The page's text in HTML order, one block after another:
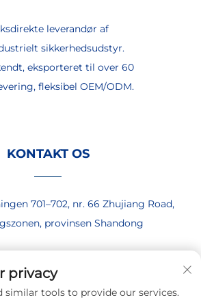
leverandør af
sikkerhedsudstyr.
eksporteret til over 60
fleksibel OEM/ODM.
KONTAKT OS
701–702, nr. 66 Zhujiang Road,
provinsen Shandong
privacy
similar tools to provide our services.